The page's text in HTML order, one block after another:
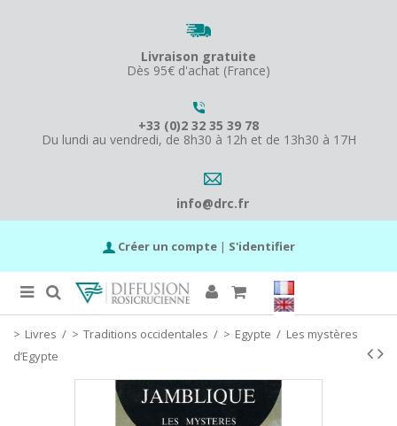
Livraison gratuite
Dès 95€ d'achat (France)
+33 (0)2 32 35 39 78
Du lundi au vendredi, de 8h30 à 12h et de 13h30 à 17H
info@drc.fr
Créer un compte | S'identifier
Livres / Traditions occidentales / Egypte / Les mystères
d’Egypte